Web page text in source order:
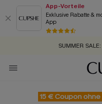
App-Vorteile
Exklusive Rabatte &
App
GRATIS MASSBAND MIT
SUMMER SALE:
ZUM NEWSLETTER:
15 € Coupon ohne